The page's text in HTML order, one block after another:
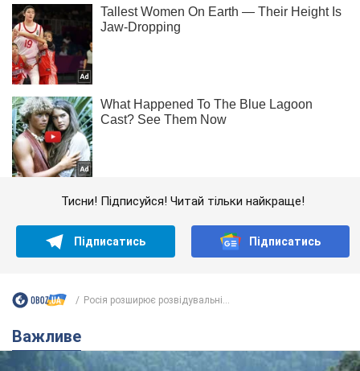
Тисни! Підписуйся! Читай тільки найкраще!
Підписатись Підписатись
Росія розширює розвідувальні...
Важливе